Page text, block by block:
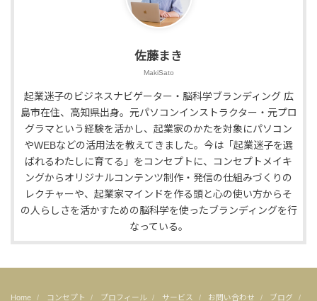
佐藤まき
MakiSato
起業迷子のビジネスナビゲーター・脳科学ブランディング 広
島市在住、高知県出身。元パソコンインストラクター・元プロ
グラマという経験を活かし、起業家のかたを対象にパソコン
やWEBなどの活用法を教えてきました。今は「起業迷子を選
ばれるわたしに育てる」をコンセプトに、コンセプトメイキ
ングからオリジナルコンテンツ制作・発信の仕組みづくりの
レクチャーや、起業家マインドを作る頭と心の使い方からそ
の人らしさを活かすための脳科学を使ったブランディングを行
なっている。
Home コンセプト プロフィール サービス お問い合わせ ブログ